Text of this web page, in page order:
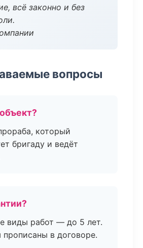
всё законно и без
вопросы
который
бригаду и ведёт
виды работ — до 5 лет.
прописаны в договоре.